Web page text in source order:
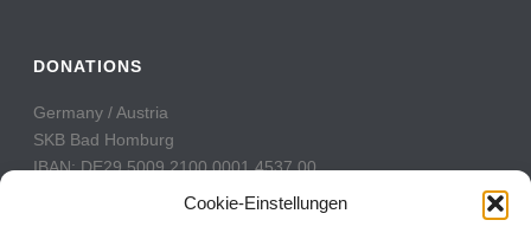
Cookie-Einstellungen
DONATIONS
Germany / Austria
SKB Bad Homburg
IBAN: DE29 5009 2100 0001 4537 00
BIC: GENODE51BH2